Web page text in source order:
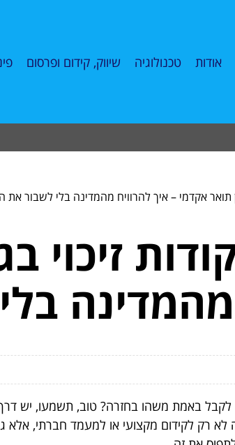
אודות טכנולוגיה שיווק, קידום ופרסום
תואר אקדמי – איך להרוויח מהמדינה בלי לשבור
זיכוי
מהמדינה
באמת משהו בחזרה? טוב, תשמעו, יש דרך
רק לקידום מקצועי או למעמד חברתי, אלא גם